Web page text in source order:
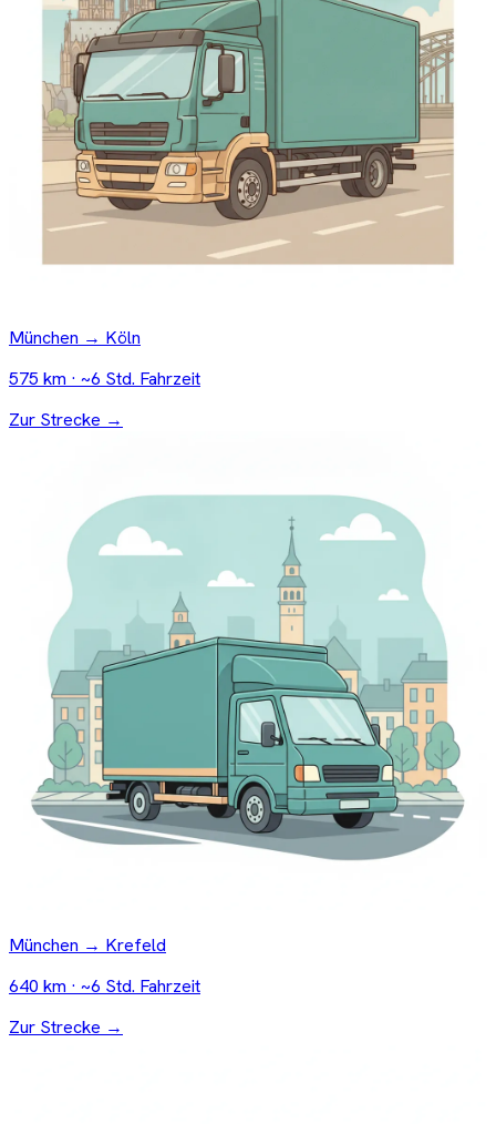
München → Köln
575 km · ~6 Std. Fahrzeit
Zur Strecke →
München → Krefeld
640 km · ~6 Std. Fahrzeit
Zur Strecke →